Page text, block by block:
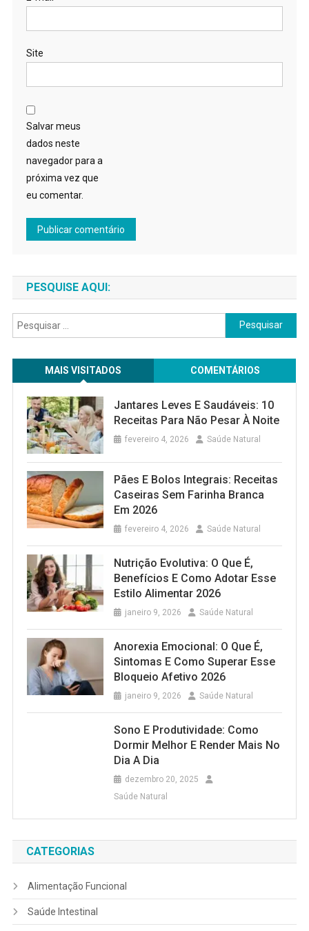
Site
Salvar meus
dados neste
navegador para a
próxima vez que
eu comentar.
PESQUISE AQUI:
Pesquisar
por:
MAIS VISITADOS COMENTÁRIOS
Jantares Leves E Saudáveis: 10
Receitas Para Não Pesar À Noite
fevereiro 4, 2026 Saúde Natural
Pães E Bolos Integrais: Receitas
Caseiras Sem Farinha Branca
Em 2026
fevereiro 4, 2026 Saúde Natural
Nutrição Evolutiva: O Que É,
Benefícios E Como Adotar Esse
Estilo Alimentar 2026
janeiro 9, 2026 Saúde Natural
Anorexia Emocional: O Que É,
Sintomas E Como Superar Esse
Bloqueio Afetivo 2026
janeiro 9, 2026 Saúde Natural
Sono E Produtividade: Como
Dormir Melhor E Render Mais No
Dia A Dia
dezembro 20, 2025
Saúde Natural
CATEGORIAS
Alimentação Funcional
Saúde Intestinal